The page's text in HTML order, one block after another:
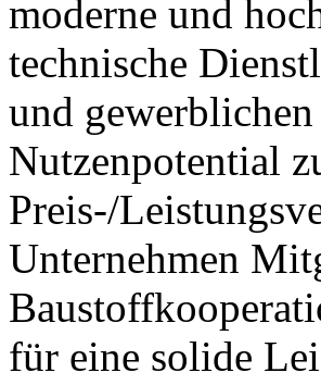
moderne und
technische
und
Nutzenpotential
Preis-/
Unternehmen
für eine solide